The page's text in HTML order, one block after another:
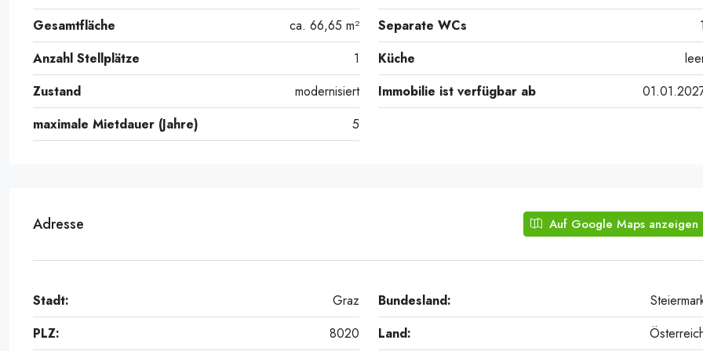
Gesamtfläche
ca. 66,65 m² Separate WCs
1
Anzahl Stellplätze
1 Küche
Zustand
modernisiert Immobilie ist verfügbar ab
maximale Mietdauer (Jahre)
5
Adresse Auf Google Maps anzeigen
Stadt: Graz Bundesland:
PLZ:
8020 Land: